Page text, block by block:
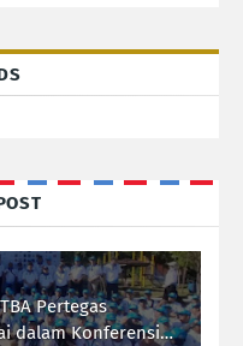
Pertegas
dalam Konferensi